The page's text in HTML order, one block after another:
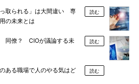
っ取られる」は大間違い 専
の未来とは
読む
同僚？ CIOが議論する未
読む
ある職場で人のやる気はど
読む